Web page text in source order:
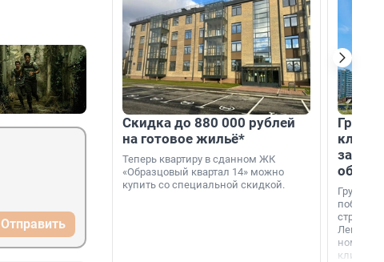
Отправить
Скидка до 880 000 рублей
на готовое жильё*
Теперь квартиру в сданном ЖК
«Образцовый квартал 14» можно
купить со специальной скидкой.
Группа